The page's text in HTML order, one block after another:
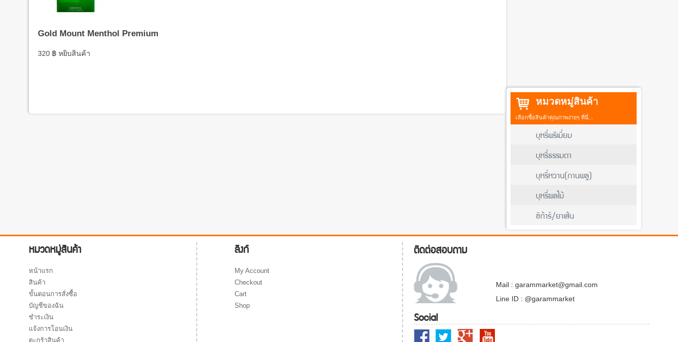
Gold Mount Menthol Premium
320 ฿ หยิบสินค้า
หมวดหมู่สินค้า
เลือกซื้อสินค้าคุณภาพง่ายๆ ที่นี่...
บุหรี่พรีเมี่ยม
บุหรี่ธรรมดา
บุหรี่หวาน(กานพลู)
บุหรี่ผลไม้
ซิก้าร์/ยาเส้น
หมวดหมู่สินค้า
หน้าแรก
สินค้า
ขั้นตอนการสั่งซื้อ
บัญชีของฉัน
ชำระเงิน
แจ้งการโอนเงิน
ตะกร้าสินค้า
ลิงก์
My Account
Checkout
Cart
Shop
ติดต่อสอบถาม
Mail : garammarket@gmail.com
Line ID : @garammarket
Social